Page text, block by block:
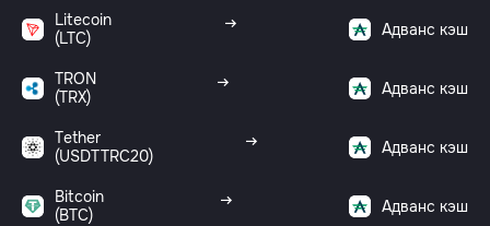
Litecoin
(LTC)
Адванс кэш
TRON
(TRX)
Адванс кэш
Tether
(USDTTRC20)
Адванс кэш
Bitcoin
(BTC)
Адванс кэш